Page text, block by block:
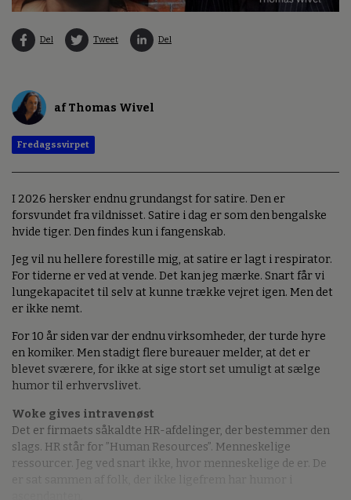
Del Tweet Del
af Thomas Wivel
Fredagssvirpet
I 2026 hersker endnu grundangst for satire. Den er
forsvundet fra vildnisset. Satire i dag er som den bengalske
hvide tiger. Den findes kun i fangenskab.
Jeg vil nu hellere forestille mig, at satire er lagt i respirator.
For tiderne er ved at vende. Det kan jeg mærke. Snart får vi
lungekapacitet til selv at kunne trække vejret igen. Men det
er ikke nemt.
For 10 år siden var der endnu virksomheder, der turde hyre
en komiker. Men stadigt flere bureauer melder, at det er
blevet sværere, for ikke at sige stort set umuligt at sælge
humor til erhvervslivet.
Woke gives intravenøst
Det er firmaets såkaldte HR-afdelinger, der bestemmer den
slags. HR står for ”Human Resources”. Menneskelige
ressourcer. Jeg ved snart ikke, hvor menneskelige de er. De